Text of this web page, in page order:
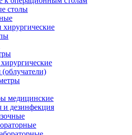
столы
хирургические
(облучатели)
медицинские
и дезинфекция